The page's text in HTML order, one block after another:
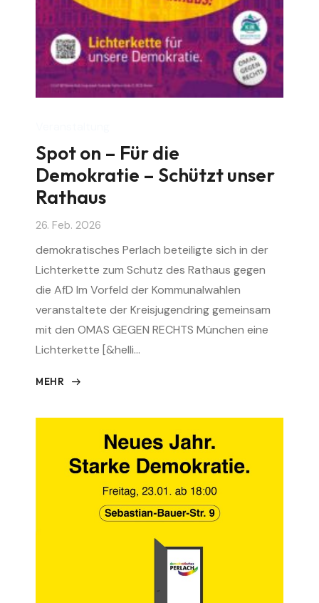
Spot on – Für die
Demokratie – Schützt unser
Rathaus
26. Feb. 2026
demokratisches Perlach beteiligte sich in der
Lichterkette zum Schutz des Rathaus gegen
die AfD Im Vorfeld der Kommunalwahlen
veranstaltete der Kreisjugendring gemeinsam
mit den OMAS GEGEN RECHTS München eine
Lichterkette [&helli…
MEHR